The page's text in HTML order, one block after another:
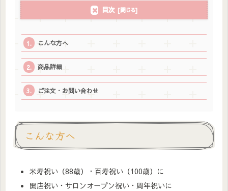
目次
こんな方へ
商品詳細
ご注文・お問い合わせ
こんな方へ
米寿祝い（88歳）・百寿祝い（100歳）に
開店祝い・サロンオープン祝い・周年祝いに